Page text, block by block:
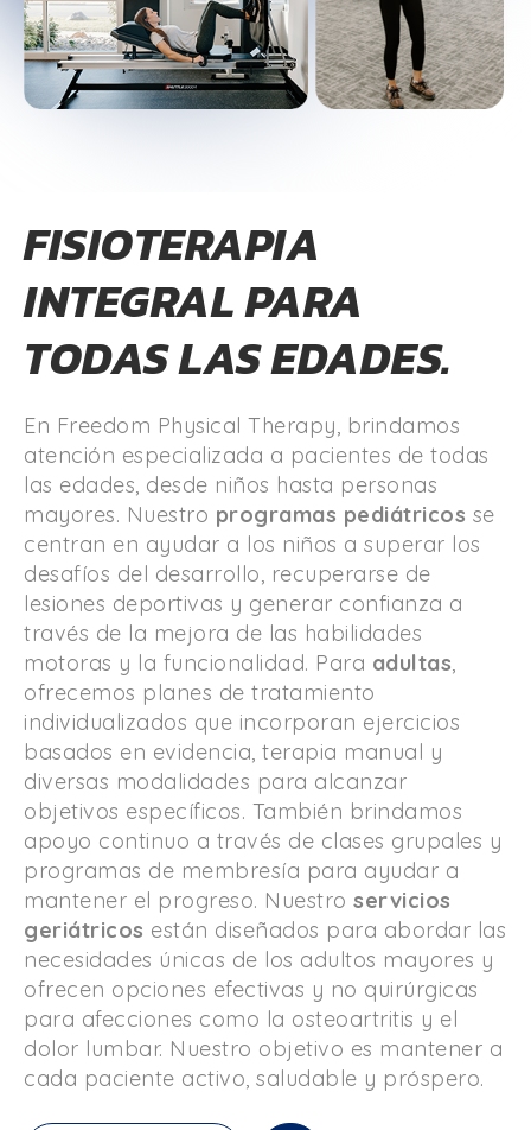
FISIOTERAPIA
INTEGRAL PARA
TODAS LAS EDADES.
En Freedom Physical Therapy, brindamos
atención especializada a pacientes de todas
las edades, desde niños hasta personas
mayores. Nuestro programas pediátricos se
centran en ayudar a los niños a superar los
desafíos del desarrollo, recuperarse de
lesiones deportivas y generar confianza a
través de la mejora de las habilidades
motoras y la funcionalidad. Para adultas,
ofrecemos planes de tratamiento
individualizados que incorporan ejercicios
basados ​​en evidencia, terapia manual y
diversas modalidades para alcanzar
objetivos específicos. También brindamos
apoyo continuo a través de clases grupales y
programas de membresía para ayudar a
mantener el progreso. Nuestro servicios
geriátricos están diseñados para abordar las
necesidades únicas de los adultos mayores y
ofrecen opciones efectivas y no quirúrgicas
para afecciones como la osteoartritis y el
dolor lumbar. Nuestro objetivo es mantener a
cada paciente activo, saludable y próspero.